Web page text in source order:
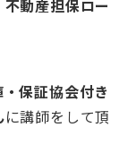
動産担保ロー
保証協会付き
に講師をして頂